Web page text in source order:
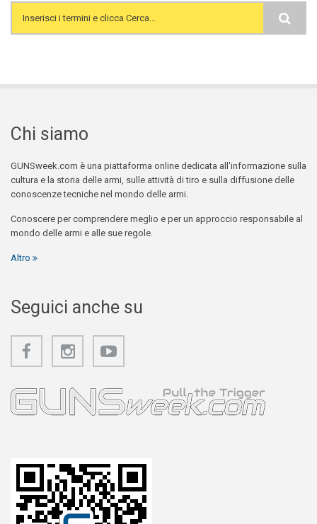
Search form
Chi siamo
GUNSweek.com è una piattaforma online dedicata all'informazione sulla
cultura e la storia delle armi, sulle attività di tiro e sulla diffusione delle
conoscenze tecniche nel mondo delle armi.
Conoscere per comprendere meglio e per un approccio responsabile al
mondo delle armi e alle sue regole.
Altro
Seguici anche su